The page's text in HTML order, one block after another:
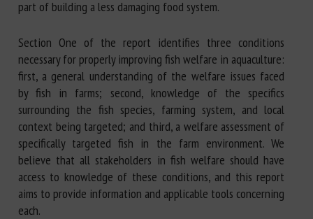
part of building a less damaging food system.
​Section One of the report identifies three conditions
necessary for properly improving fish welfare in aquaculture:
first, a general understanding of the welfare issues faced
by fish in farms; second, knowledge of the specifics
surrounding the fish species, farming system, and local
context being targeted; and third, a welfare assessment of
specifically targeted fish in the farm environment. We
believe that all stakeholders in fish welfare should have
access to knowledge of these conditions, and this report
aims to provide information and applicable tools concerning
each.